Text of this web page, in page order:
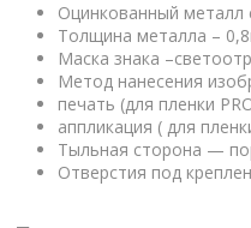
Оцинкованный металл
Толщина металла –
Маска знака
Метод нанесения
печать (для пленки
аппликация ( для
Тыльная сторона —
Отверстия под